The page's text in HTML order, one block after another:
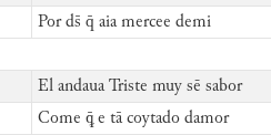
Por ds̄ q̄ aia mercee demi
El andaua Triste muy sē sabor
Come ꝙ̄ e tā coytado damor